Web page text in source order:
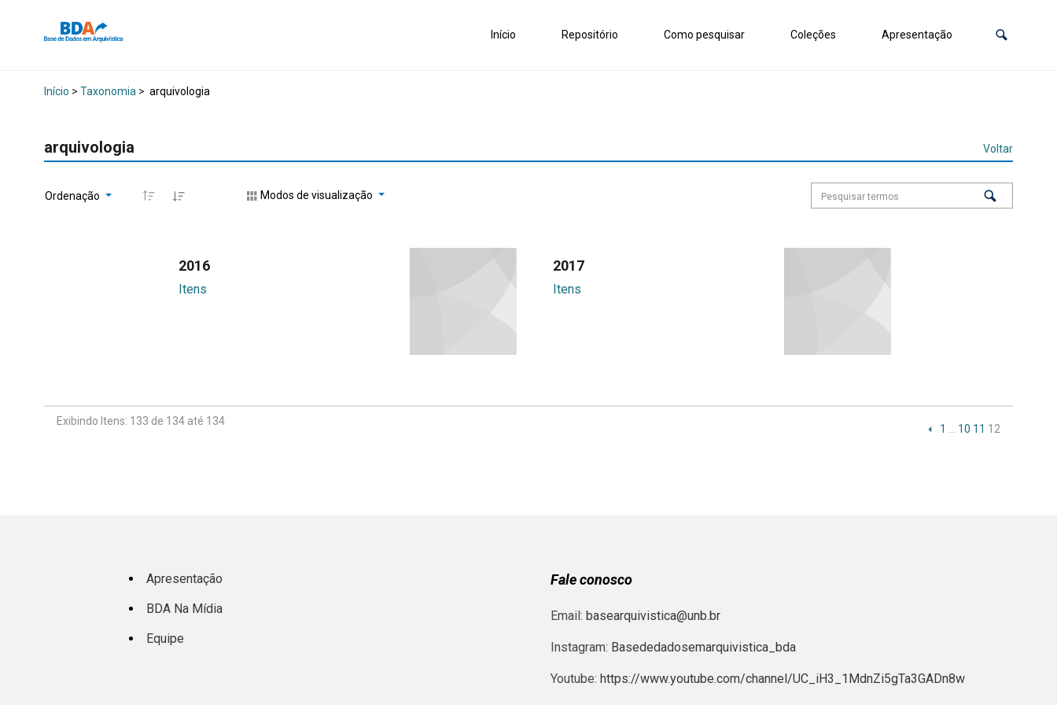
Início Repositório Como pesquisar Coleções Apresentação
Início > Taxonomia > arquivologia
arquivologia Voltar
Ordenação Modos de visualização
2016
Itens
2017
Itens
Exibindo Itens: 133 de 134 até 134
1 10 11 12
Apresentação
BDA Na Mídia
Equipe
Fale conosco
Email: basearquivistica@unb.br
Instagram: Basededadosemarquivistica_bda
Youtube: https://www.youtube.com/channel/UC_iH3_1MdnZi5gTa3GADn8w